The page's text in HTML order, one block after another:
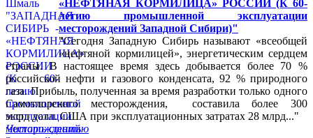
«НЕФТЯНАЯ КОРМИЛИЦА» РОССИИ (К 60-
летию промышленной эксплуатации
месторождений Западной Сибири)"
"Сегодня Западную Сибирь называют «всеобщей
«нефтяной кормилицей», энергетическим сердцем
страны. В настоящее время здесь добывается более 70 %
российской нефти и газового конденсата, 92 % природного
газа. Прибыль, полученная за время разработки только одного
Самотлорского месторождения, составила более 300
млрд долл. США при эксплуатационных затратах 28 млрд..."
Читать статью